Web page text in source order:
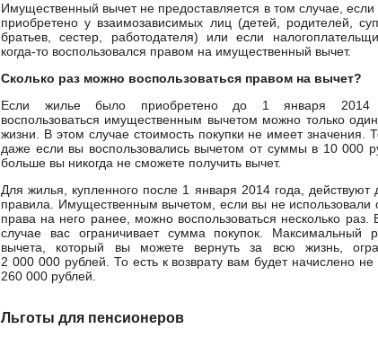
Имущественный вычет не предоставляется в том случае,
приобретено у взаимозависимых лиц (детей, родителей,
братьев, сестер, работодателя) или если
когда-то воспользовался правом на имущественный вычет.
Сколько раз можно воспользоваться правом на вычет?
Если жилье было приобретено до 1 января 2014
воспользоваться имущественным вычетом можно только
жизни. В этом случае стоимость покупки не имеет значения.
даже если вы воспользовались вычетом от суммы в 10 000
больше вы никогда не сможете получить вычет.
Для жилья, купленного после 1 января 2014 года, действуют
правила. Имущественным вычетом, если вы не использовали
права на него ранее, можно воспользоваться несколько раз.
случае вас ограничивает сумма покупок. Максимальный
вычета, который вы можете вернуть за всю жизнь,
2 000 000 рублей. То есть к возврату вам будет начислено
260 000 рублей.
Льготы для пенсионеров